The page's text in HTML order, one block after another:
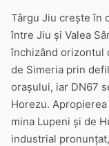
Târgu Jiu crește în
între Jiu și Valea
închizând orizontul
de Simeria prin
orașului, iar DN67
Horezu.
mina Lupeni și de
industrial